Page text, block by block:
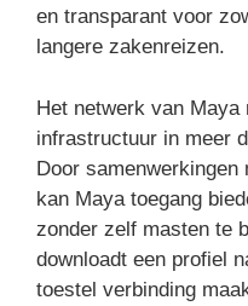
en transparant voor
langere zakenreizen.
Het netwerk van
infrastructuur in meer
Door
kan Maya toegang
zonder zelf masten te
downloadt een profiel
toestel verbinding